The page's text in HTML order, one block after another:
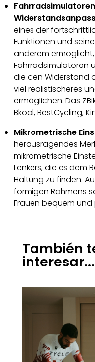
eines der
Funktionen und
anderem
Fahrradsimulatoren
die den Widerstand
viel realistischeres
ermöglichen. Das
Bkool, BestCycling,
Mikrometrische
herausragendes
mikrometrische
Lenkers, die es dem
Haltung zu finden.
förmigen Rahmens
Frauen bequem und
También
interesar...